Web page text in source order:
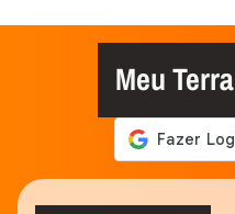
Meu Terra